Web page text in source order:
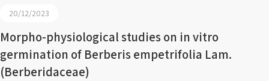
20/12/2023
Morpho-physiological studies on in vitro
germination of Berberis empetrifolia Lam.
(Berberidaceae)